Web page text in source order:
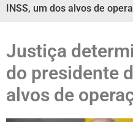
INSS, um dos alvos de
Justiça
do presidente
alvos de